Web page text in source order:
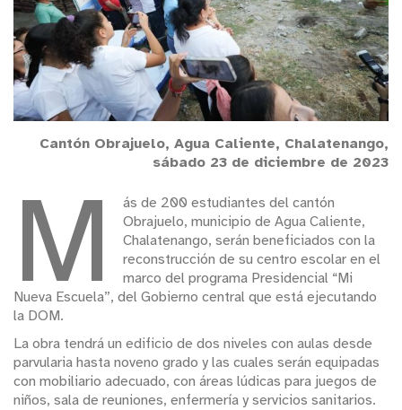
Cantón Obrajuelo, Agua Caliente, Chalatenango,
sábado 23 de diciembre de 2023
M
ás de 200 estudiantes del cantón
Obrajuelo, municipio de Agua Caliente,
Chalatenango, serán beneficiados con la
reconstrucción de su centro escolar en el
marco del programa Presidencial “Mi
Nueva Escuela”, del Gobierno central que está ejecutando
la DOM.
La obra tendrá un edificio de dos niveles con aulas desde
parvularia hasta noveno grado y las cuales serán equipadas
con mobiliario adecuado, con áreas lúdicas para juegos de
niños, sala de reuniones, enfermería y servicios sanitarios.